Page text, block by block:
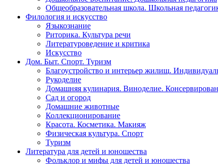
Общеобразовательная школа. Школьная
Филология и искусство
Языкознание
Риторика. Культура речи
Литературоведение и критика
Искусство
Дом. Быт. Спорт. Туризм
Благоустройство и интерьер жилищ.
Рукоделие
Домашняя кулинария. Виноделие.
Сад и огород
Домашние животные
Коллекционирование
Красота. Косметика. Макияж
Физическая культура. Спорт
Туризм
Литература для детей и юношества
Фольклор и мифы для детей и юношества